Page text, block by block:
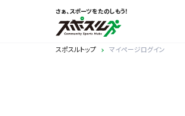
さぁ、スポーツをたのしもう！
スポスルトップ マイページログイン